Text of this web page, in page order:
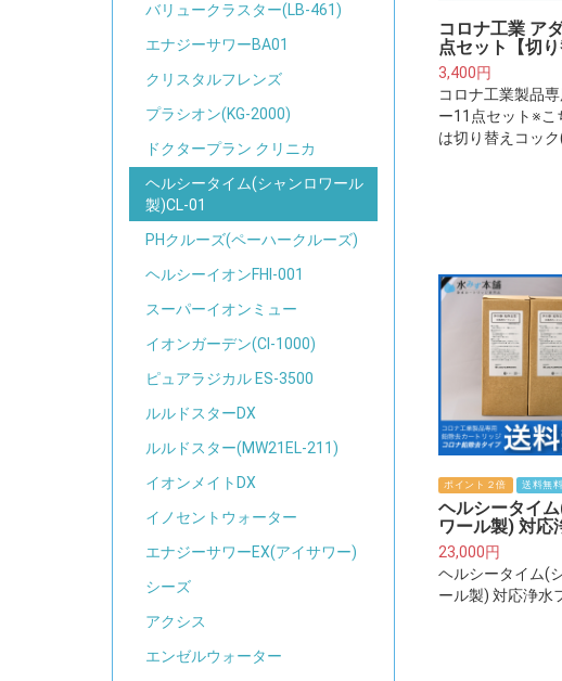
コロナ工業 ア
点セット【切
3,400円
コロナ工業製品
ー11点セット※こ
は切り替えコッ
ポイント２倍 送料無料
ヘルシータイ
ワール製) 対応
23,000円
ヘルシータイム(
ール製) 対応浄水
バリュークラスター(LB-461)
エナジーサワーBA01
クリスタルフレンズ
プラシオン(KG-2000)
ドクタープラン クリニカ
ヘルシータイム(シャンロワール
製)CL-01
PHクルーズ(ペーハークルーズ)
ヘルシーイオンFHI-001
スーパーイオンミュー
イオンガーデン(CI-1000)
ピュアラジカル ES-3500
ルルドスターDX
ルルドスター(MW21EL-211)
イオンメイトDX
イノセントウォーター
エナジーサワーEX(アイサワー)
シーズ
アクシス
エンゼルウォーター